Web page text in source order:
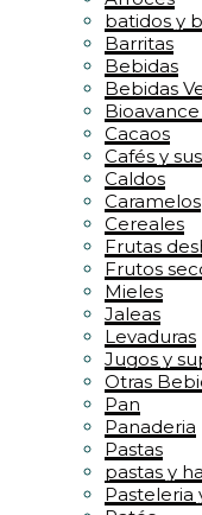
batidos y
Barritas
Bebidas
Bebidas
Cacaos
Cafés y
Caldos
Caramelos
Cereales
Frutas
Frutos
Mieles
Jaleas
Levaduras
Jugos y
Otras
Pan
Panaderia
Pastas
pastas y
Pasteleria